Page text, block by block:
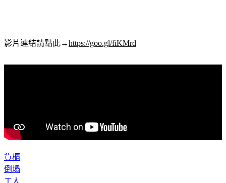
貨櫃
倒塌